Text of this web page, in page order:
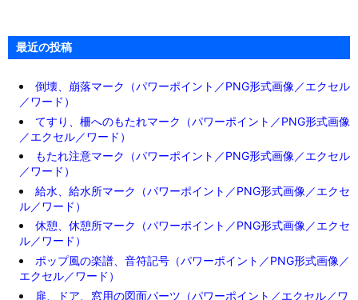
最近の投稿
倒壊、崩落マーク（パワーポイント／PNG形式画像／エクセル
／ワード）
てすり、柵へのもたれマーク（パワーポイント／PNG形式画像
／エクセル／ワード）
もたれ注意マーク（パワーポイント／PNG形式画像／エクセル
／ワード）
給水、給水所マーク（パワーポイント／PNG形式画像／エクセ
ル／ワード）
休憩、休憩所マーク（パワーポイント／PNG形式画像／エクセ
ル／ワード）
ポップ風の楽譜、音符記号（パワーポイント／PNG形式画像／
エクセル／ワード）
扉、ドア、窓用の図面パーツ（パワーポイント／エクセル／ワ